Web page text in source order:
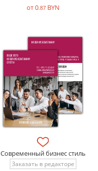
от 0.87BYN
Современный бизнес стиль
Заказать в редакторе